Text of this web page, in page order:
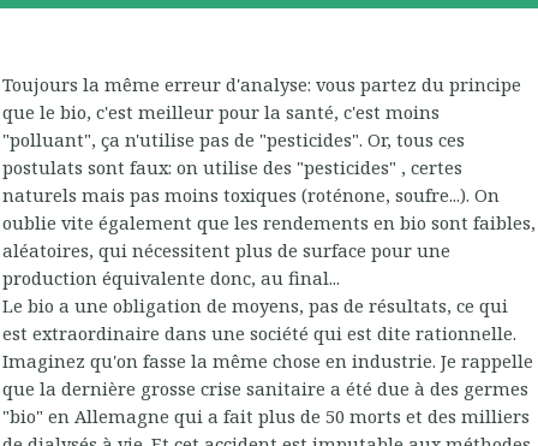
Toujours la même erreur d'analyse: vous partez du principe
que le bio, c'est meilleur pour la santé, c'est moins
"polluant", ça n'utilise pas de "pesticides". Or, tous ces
postulats sont faux: on utilise des "pesticides" , certes
naturels mais pas moins toxiques (roténone, soufre...). On
oublie vite également que les rendements en bio sont faibles,
aléatoires, qui nécessitent plus de surface pour une
production équivalente donc, au final...
Le bio a une obligation de moyens, pas de résultats, ce qui
est extraordinaire dans une société qui est dite rationnelle.
Imaginez qu'on fasse la même chose en industrie. Je rappelle
que la dernière grosse crise sanitaire a été due à des germes
"bio" en Allemagne qui a fait plus de 50 morts et des milliers